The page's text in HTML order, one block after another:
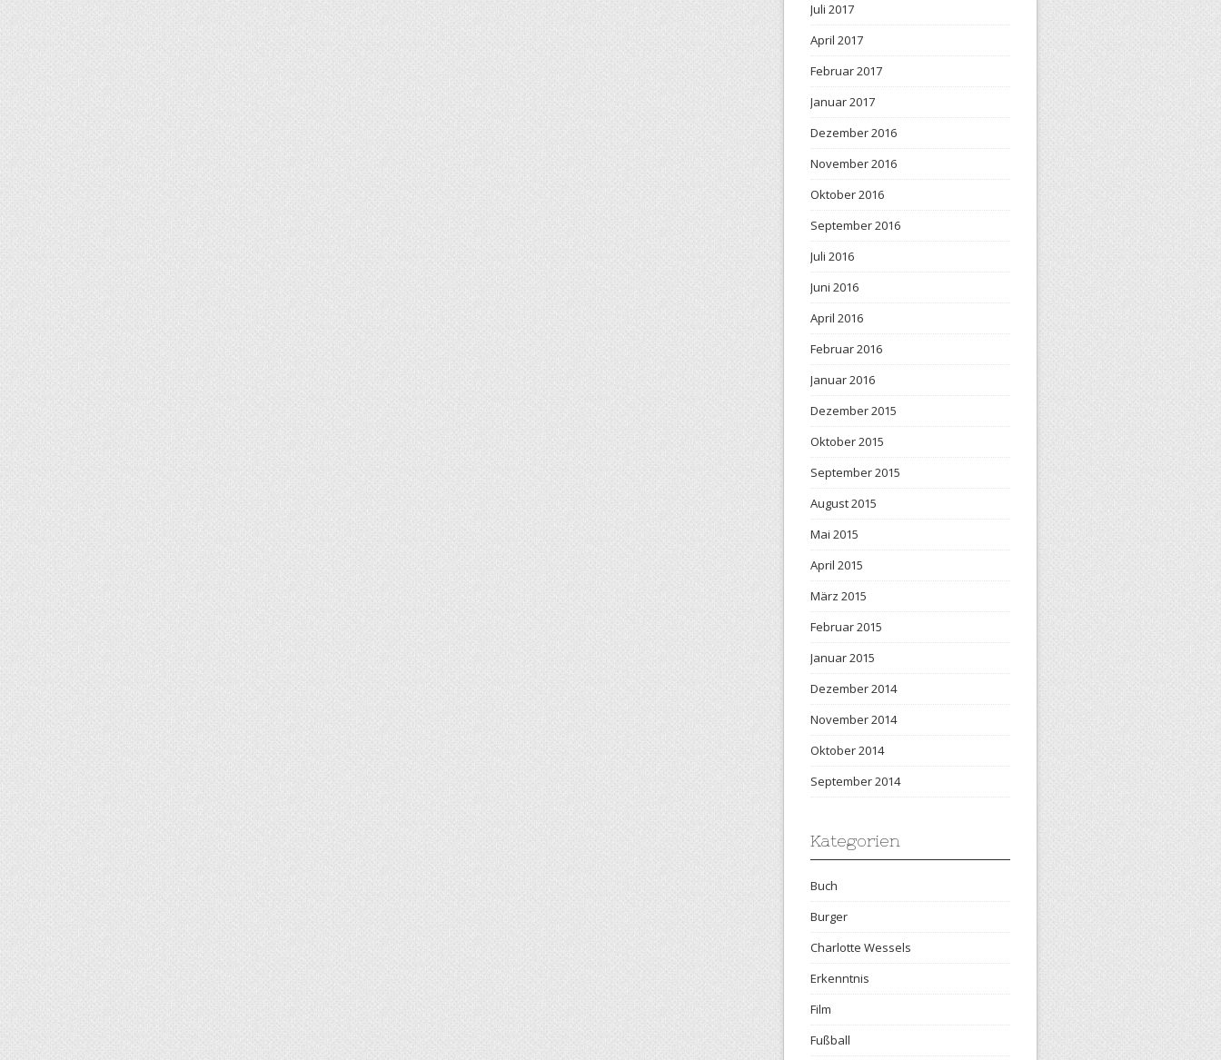
Juli 2017
April 2017
Februar 2017
Januar 2017
Dezember 2016
November 2016
Oktober 2016
September 2016
Juli 2016
Juni 2016
April 2016
Februar 2016
Januar 2016
Dezember 2015
Oktober 2015
September 2015
August 2015
Mai 2015
April 2015
März 2015
Februar 2015
Januar 2015
Dezember 2014
November 2014
Oktober 2014
September 2014
Kategorien
Buch
Burger
Charlotte Wessels
Erkenntnis
Film
Fußball